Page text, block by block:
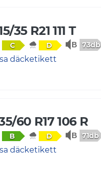
35 R21 111 T
C D 73db
däcketikett
60 R17 106 R
B D 71db
däcketikett